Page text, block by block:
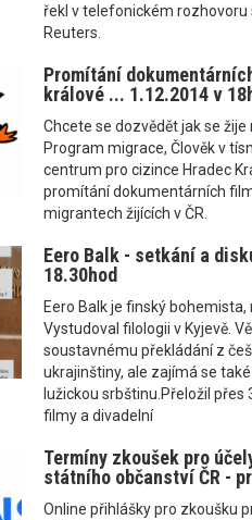
řekl v telefonickém rozhovoru
Reuters.
Promítání
králové ... 1.12.2014 v
Chcete se dozvědět jak se žije
Program migrace, Člověk v
centrum pro cizince Hradec
promítání dokumentárních
migrantech žijících v ČR.
Eero Balk - setkání a
18.30hod
Eero Balk je finský
Vystudoval filologii v Kyjevě.
soustavnému překládání z
ukrajinštiny, ale zajímá se
lužickou srbštinu.Přeložil přes
filmy a divadelní
Termíny zkoušek pro
státního občanství ČR -
Online přihlášky pro zkoušku